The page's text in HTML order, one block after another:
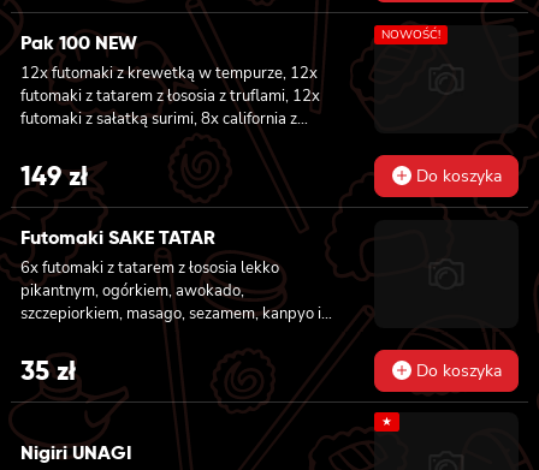
Pak 100 NEW
12x futomaki z krewetką w tempurze, 12x
futomaki z tatarem z łososia z truflami, 12x
futomaki z sałatką surimi, 8x california z
tuńczykiem, 8x california z pieczonym
łososiem, 8x california z sałatką surimi, 8x
hosomaki z sałatką wakame, 8x hosomaki z
tuńczykiem, 8x hosomaki z wędzonym tofu,
8x hosomaki z pieczonym łososiem i 8x
hosomaki z kanpyo
NOWOŚĆ!
149zł Do koszyka
Futomaki SAKE TATAR
6x futomaki z tatarem z łososia lekko
pikantnym, ogórkiem, awokado,
szczepiorkiem, masago, sezamem, kanpyo i
35zł Do koszyka
Nigiri UNAGI
★